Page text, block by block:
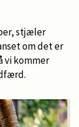
stjæler
om det er
vi kommer